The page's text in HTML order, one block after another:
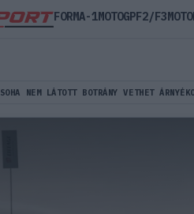
SOHA NEM LÁTOTT BOTRÁNY VETHET
FORMA-1MOTOGPF2/F3